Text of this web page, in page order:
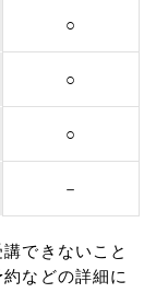
○
○
○
－
できないこと
などの詳細に